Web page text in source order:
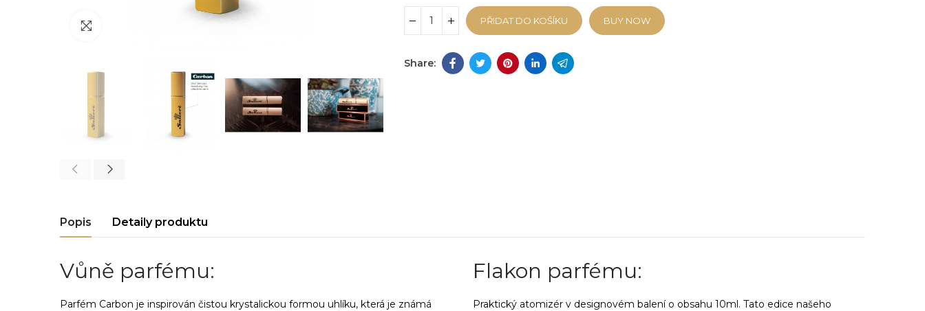
PŘIDAT DO KOŠÍKU BUY NOW
Popis Detaily produktu
Vůně parfému:
Parfém Carbon je inspirován čistou krystalickou formou uhlíku, která je známá
Flakon parfému:
Praktický atomizér v designovém balení o obsahu 10ml. Tato edice našeho